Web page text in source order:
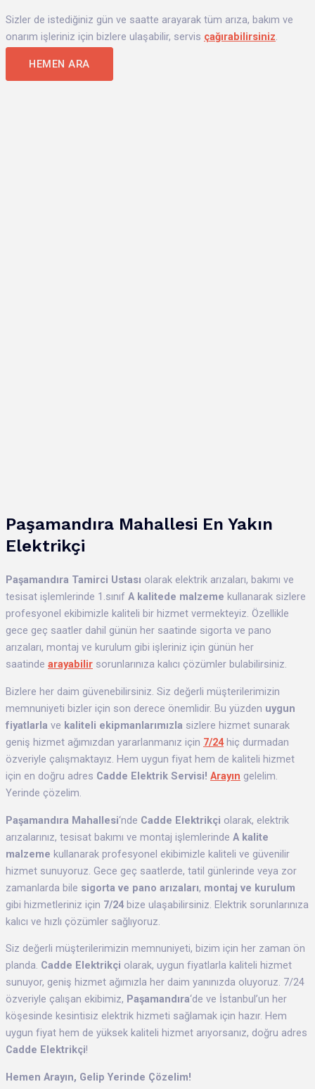
Sizler de istediğiniz gün ve saatte arayarak tüm arıza, bakım ve
onarım işleriniz için bizlere ulaşabilir, servis çağırabilirsiniz.
HEMEN ARA
Paşamandıra Mahallesi En Yakın
Elektrikçi
Paşamandıra Tamirci Ustası olarak elektrik arızaları, bakımı ve
tesisat işlemlerinde 1.sınıf A kalitede malzeme kullanarak sizlere
profesyonel ekibimizle kaliteli bir hizmet vermekteyiz. Özellikle
gece geç saatler dahil günün her saatinde sigorta ve pano
arızaları, montaj ve kurulum gibi işleriniz için günün her
saatinde arayabilir sorunlarınıza kalıcı çözümler bulabilirsiniz.
Bizlere her daim güvenebilirsiniz. Siz değerli müşterilerimizin
memnuniyeti bizler için son derece önemlidir. Bu yüzden uygun
fiyatlarla ve kaliteli ekipmanlarımızla sizlere hizmet sunarak
geniş hizmet ağımızdan yararlanmanız için 7/24hiç durmadan
özveriyle çalışmaktayız. Hem uygun fiyat hem de kaliteli hizmet
için en doğru adres Cadde Elektrik Servisi! Arayın gelelim.
Yerinde çözelim.
Paşamandıra Mahallesi‘nde Cadde Elektrikçi olarak, elektrik
arızalarınız, tesisat bakımı ve montaj işlemlerinde A kalite
malzeme kullanarak profesyonel ekibimizle kaliteli ve güvenilir
hizmet sunuyoruz. Gece geç saatlerde, tatil günlerinde veya zor
zamanlarda bile sigorta ve pano arızaları, montaj ve kurulum
gibi hizmetleriniz için 7/24 bize ulaşabilirsiniz. Elektrik sorunlarınıza
kalıcı ve hızlı çözümler sağlıyoruz.
Siz değerli müşterilerimizin memnuniyeti, bizim için her zaman ön
planda. Cadde Elektrikçi olarak, uygun fiyatlarla kaliteli hizmet
sunuyor, geniş hizmet ağımızla her daim yanınızda oluyoruz. 7/24
özveriyle çalışan ekibimiz, Paşamandıra‘de ve İstanbul’un her
köşesinde kesintisiz elektrik hizmeti sağlamak için hazır. Hem
uygun fiyat hem de yüksek kaliteli hizmet arıyorsanız, doğru adres
Cadde Elektrikçi!
Hemen Arayın, Gelip Yerinde Çözelim!